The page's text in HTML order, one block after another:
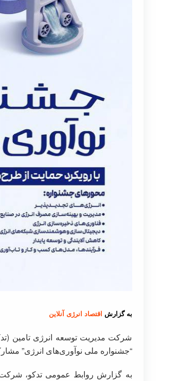
به گزارش اقتصاد انرژی آنلاین
شرکت مدیریت توسعه انرژی تامین
“جشنواره ملی نوآوری‌های انرژی”
به گزارش روابط عمومی تدکو،